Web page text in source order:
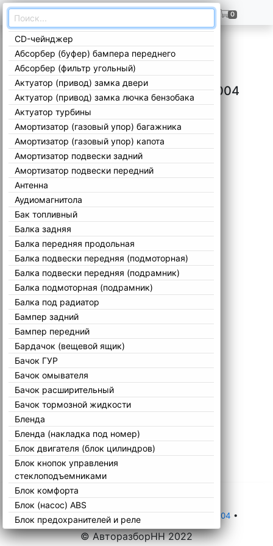
ГЛАВНАЯ +7(909)299-02-99 0
Главная/Каталог
CD-чейнджер
Абсорбер (буфер) бампера переднего
Абсорбер (фильтр угольный)
Актуатор (привод) замка двери
Актуатор (привод) замка лючка бензобака
Актуатор турбины
Амортизатор (газовый упор) багажника
Амортизатор (газовый упор) капота
Амортизатор подвески задний
Амортизатор подвески передний
Антенна
Аудиомагнитола
Бак топливный
Балка задняя
Балка передняя продольная
Балка подвески передняя (подмоторная)
Балка подвески передняя (подрамник)
Балка подмоторная (подрамник)
Балка под радиатор
Бампер задний
Бампер передний
Бардачок (вещевой ящик)
Бачок ГУР
Бачок омывателя
Бачок расширительный
Бачок тормозной жидкости
Бленда
Бленда (накладка под номер)
Блок двигателя (блок цилиндров)
Блок кнопок управления
стеклоподъемниками
Блок комфорта
Блок (насос) ABS
Блок предохранителей и реле
Блок розжига
Запчасти Volvo S40 VS 1995-2004
Главная•Каталог•Volvo•S40•VS 1995-2004 •
© АвторазборНН 2022